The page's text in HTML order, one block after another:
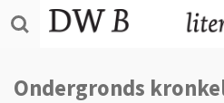
Ga
direct
de
hoofdinhoud
Ondergronds